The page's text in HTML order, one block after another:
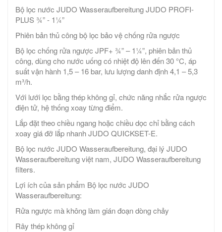
Bộ lọc nước JUDO Wasseraufbereitung JUDO PROFI-
PLUS ¾” - 1¼”
Phiên bản thủ công bộ lọc bảo vệ chống rửa ngược
Bộ lọc chống rửa ngược JPF+ ¾” – 1¼”, phiên bản thủ
công, dùng cho nước uống có nhiệt độ lên đến 30 °C, áp
suất vận hành 1,5 – 16 bar, lưu lượng danh định 4,1 – 5,3
m³/h.
Với lưới lọc bằng thép không gỉ, chức năng nhắc rửa ngược
điện tử, hệ thống xoay từng điểm.
Lắp đặt theo chiều ngang hoặc chiều dọc chỉ bằng cách
xoay giá đỡ lắp nhanh JUDO QUICKSET-E.
Bộ lọc nước JUDO Wasseraufbereitung, đại lý JUDO
Wasseraufbereitung việt nam, JUDO Wasseraufbereitung
filters.
Lợi ích của sản phẩm Bộ lọc nước JUDO
Wasseraufbereitung:
Rửa ngược mà không làm gián đoạn dòng chảy
Rây thép không gỉ